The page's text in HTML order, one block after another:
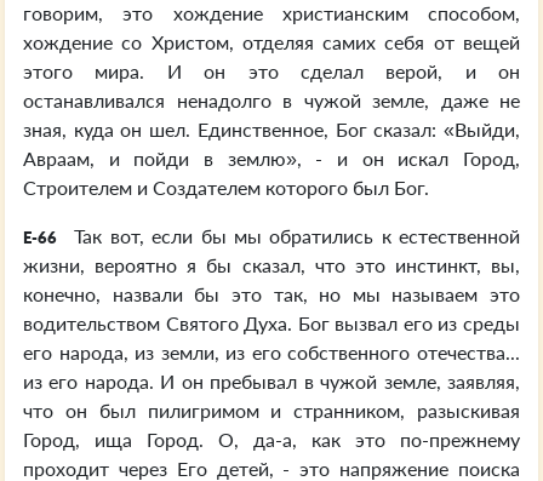
говорим, это хождение христианским способом,
хождение со Христом, отделяя самих себя от вещей
этого мира. И он это сделал верой, и он
останавливался ненадолго в чужой земле, даже не
зная, куда он шел. Единственное, Бог сказал: «Выйди,
Авраам, и пойди в землю», - и он искал Город,
Строителем и Создателем которого был Бог.
E-66
Так вот, если бы мы обратились к естественной
жизни, вероятно я бы сказал, что это инстинкт, вы,
конечно, назвали бы это так, но мы называем это
водительством Святого Духа. Бог вызвал его из среды
его народа, из земли, из его собственного отечества...
из его народа. И он пребывал в чужой земле, заявляя,
что он был пилигримом и странником, разыскивая
Город, ища Город. О, да-а, как это по-прежнему
проходит через Его детей, - это напряжение поиска